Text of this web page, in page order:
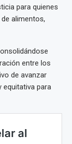
para quienes
alimentos,
entre los
de avanzar
equitativa para